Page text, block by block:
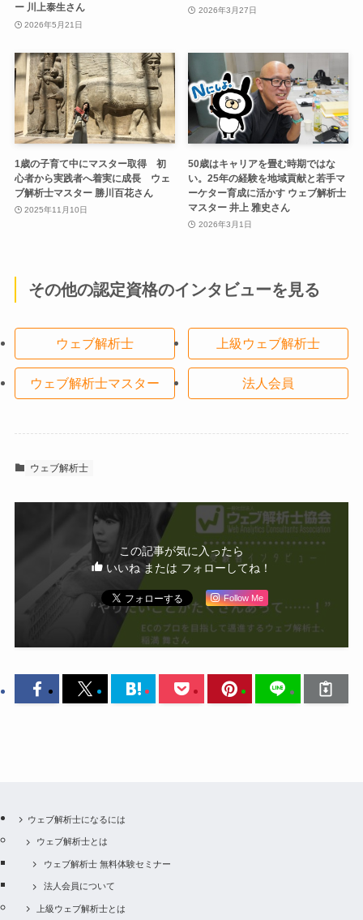
ー 川上泰生さん
2026年5月21日
2026年3月27日
1歳の子育て中にマスター取得 初
心者から実践者へ着実に成長 ウェ
ブ解析士マスター 勝川百花さん
2025年11月10日
50歳はキャリアを畳む時期ではな
い。25年の経験を地域貢献と若手マ
ーケター育成に活かす ウェブ解析士
マスター 井上 雅史さん
2026年3月1日
その他の認定資格のインタビューを見る
ウェブ解析士 上級ウェブ解析士
ウェブ解析士マスター 法人会員
ウェブ解析士
この記事が気に入ったら
いいね または フォローしてね！
Follow Me
ウェブ解析士になるには
ウェブ解析士とは
ウェブ解析士 無料体験セミナー
法人会員について
上級ウェブ解析士とは